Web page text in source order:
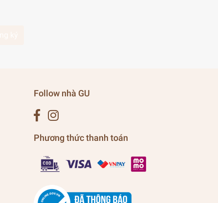
Follow nhà GU
Phương thức thanh toán